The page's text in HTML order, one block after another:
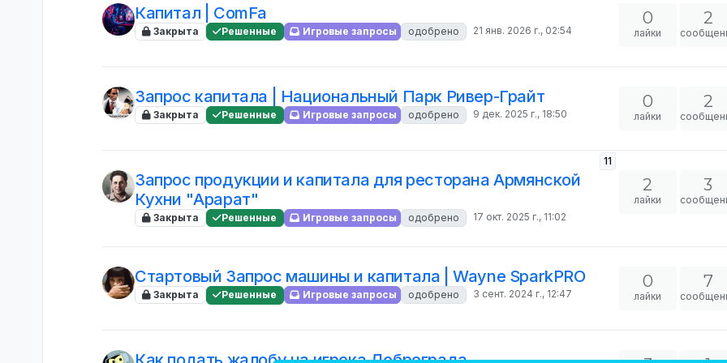
Капитал | ComFa
Закрыта Решенные Игровые запросы одобрено 21 янв. 2026 г., 02:54
0
лайки
2
Запрос капитала | Национальный Парк Ривер-Грайт
Закрыта Решенные Игровые запросы одобрено 9 дек. 2025 г., 18:50
0
лайки
2
Запрос продукции и капитала для ресторана Армянской
Кухни "Арарат"
Закрыта Решенные Игровые запросы одобрено 17 окт. 2025 г., 11:02
11
2
лайки
3
Стартовый Запрос машины и капитала | Wayne SparkPRO
Закрыта Решенные Игровые запросы одобрено 3 сент. 2024 г., 12:47
0
лайки
7